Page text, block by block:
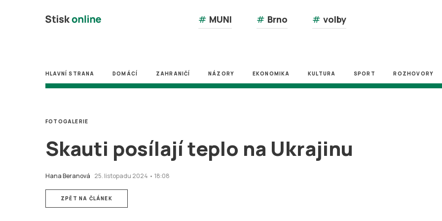
# MUNI # Brno # volby
HLAVNÍ STRANA DOMÁCÍ ZAHRANIČÍ NÁZORY EKONOMIKA KULTURA SPORT ROZHOVORY
Skauti posílají teplo na Ukrajinu
Hana Beranová 25. listopadu 2024 • 18:08
FOTOGALERIE
ZPĚT NA ČLÁNEK